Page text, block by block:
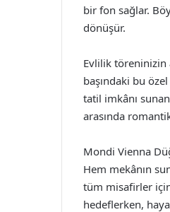
bir fon sağlar.
dönüşür.
Evlilik töreninizin
başındaki bu
tatil imkânı
arasında
Mondi Vienna
Hem mekânın
tüm misafirler
hedeflerken,